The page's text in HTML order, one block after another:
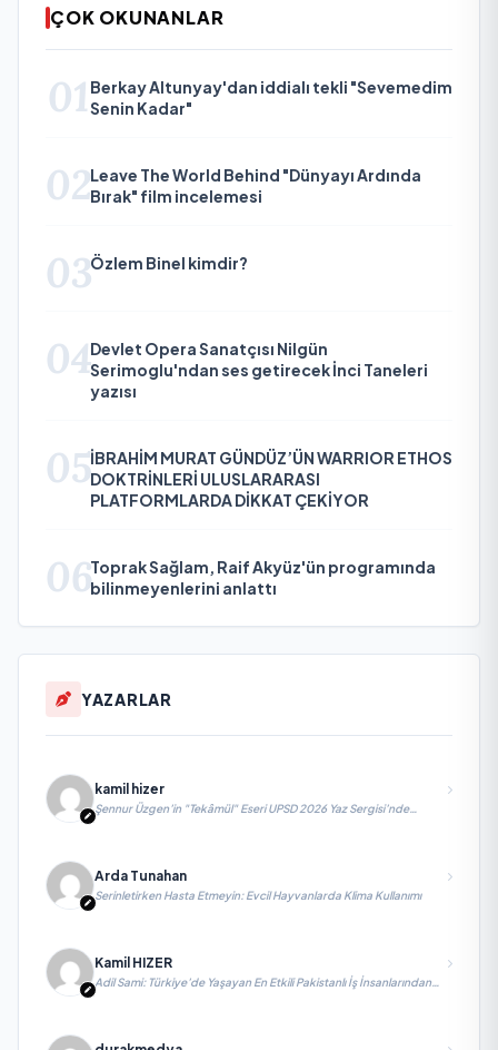
ÇOK OKUNANLAR
01 Berkay Altunyay'dan iddialı tekli "Sevemedim
Senin Kadar"
02Leave The World Behind "Dünyayı Ardında
Bırak" film incelemesi
03Özlem Binel kimdir?
04Devlet Opera Sanatçısı Nilgün
Serimoglu'ndan ses getirecek İnci Taneleri
yazısı
05İBRAHİM MURAT GÜNDÜZ’ÜN WARRIOR ETHOS
DOKTRİNLERİ ULUSLARARASI
PLATFORMLARDA DİKKAT ÇEKİYOR
06Toprak Sağlam, Raif Akyüz'ün programında
bilinmeyenlerini anlattı
YAZARLAR
kamil hizer
Şennur Üzgen’in "Tekâmül" Eseri UPSD 2026 Yaz Sergisi’nde
Arda Tunahan
Serinletirken Hasta Etmeyin: Evcil Hayvanlarda Klima Kullanımı
Kamil HIZER
Adil Sami: Türkiye’de Yaşayan En Etkili Pakistanlı İş İnsanlarından